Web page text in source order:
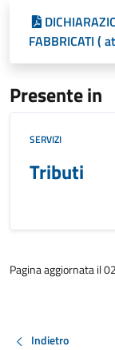
FABBRICATI (
Presente in
SERVIZI
Tributi
Pagina aggiornata il
Indietro